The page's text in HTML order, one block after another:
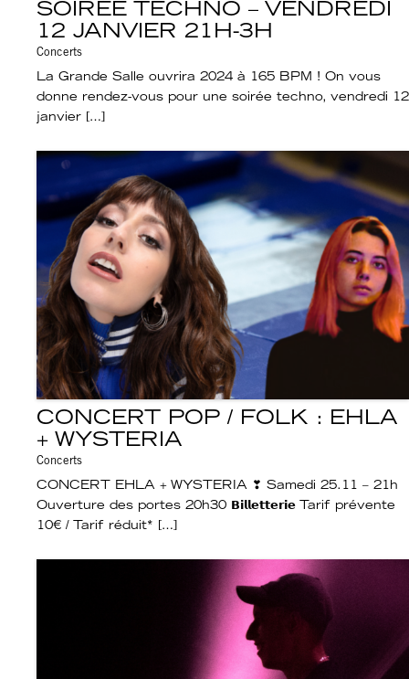
SOIRÉE TECHNO – VENDREDI
12 JANVIER 21H-3H
Concerts
La Grande Salle ouvrira 2024 à 165 BPM ! On vous
donne rendez-vous pour une soirée techno, vendredi 12
janvier […]
CONCERT POP / FOLK : EHLA
+ WYSTERIA
Concerts
CONCERT EHLA + WYSTERIA ❣︎ Samedi 25.11 – 21h
Ouverture des portes 20h30 𝗕𝗶𝗹𝗹𝗲𝘁𝘁𝗲𝗿𝗶𝗲 Tarif prévente
10€ / Tarif réduit* […]